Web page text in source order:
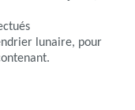
lunaire, pour